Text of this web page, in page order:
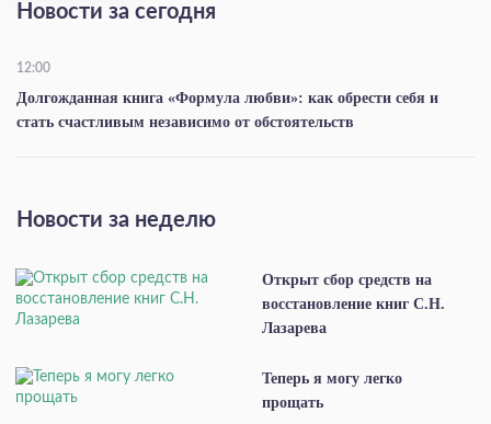
Новости за сегодня
12:00
Долгожданная книга «Формула любви»: как обрести себя и
стать счастливым независимо от обстоятельств
Новости за неделю
Открыт сбор средств на
восстановление книг С.Н.
Лазарева
Теперь я могу легко
прощать